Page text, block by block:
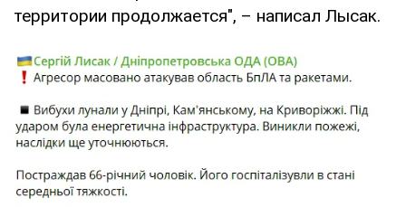
территории продолжается", – написал Лысак.